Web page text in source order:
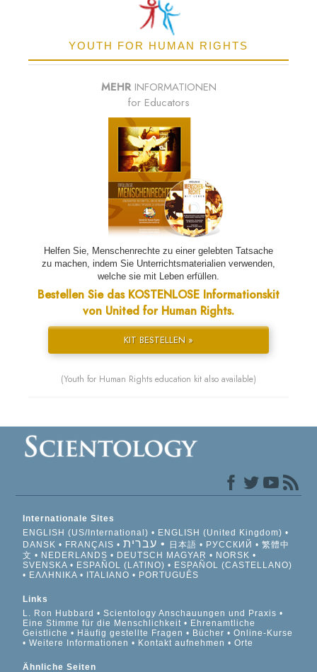
YOUTH FOR HUMAN RIGHTS
MEHR INFORMATIONEN
for Educators
Helfen Sie, Menschenrechte zu einer gelebten Tatsache
zu machen, indem Sie Unterrichtsmaterialien verwenden,
welche sie mit Leben erfüllen.
Bestellen Sie das KOSTENLOSE Informationskit
von United for Human Rights.
KIT BESTELLEN »
(Youth for Human Rights education kit also available)
Internationale Sites
ENGLISH (US/International)
ENGLISH (United Kingdom)
DANSK
FRANÇAIS עברית 日本語 РУССКИЙ
繁體中
文
NEDERLANDS DEUTSCH MAGYAR
NORSK
SVENSKA
ESPAÑOL (LATINO)
ESPAÑOL (CASTELLANO)
ΕΛΛΗΝΙΚA
ITALIANO PORTUGUÊS
Links
L. Ron Hubbard
Scientology Anschauungen und Praxis
Eine Stimme für die Menschlichkeit
Ehrenamtliche
Geistliche
Häufig gestellte Fragen Bücher
Online-Kurse
Weitere Informationen
Kontakt aufnehmen Orte
Ähnliche Seiten